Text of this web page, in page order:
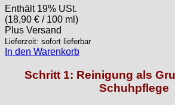
Enthält 19% USt.
(18,90 € / 100 ml)
Plus Versand
Lieferzeit: sofort lieferbar
In den Warenkorb
Schritt 1: Reinigung als
Schuhpflege